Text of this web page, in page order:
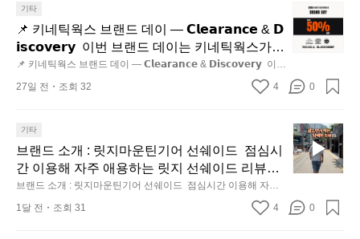
성
통
시
닭
강
정/
징
어
3w/viewform?usp=header
기타
📌 키네틱웍스 브랜드 데이 — 𝗖𝗹𝗲𝗮𝗿𝗮𝗻𝗰𝗲 & 𝗗
𝗶𝘀𝗰𝗼𝘃𝗲𝗿𝘆  이번 브랜드 데이는 키네틱웍스가
엄선한 5개 브랜드를 한 자리에서 만나는 클리
어런스 기획전입니다. - 카페 드 사이클리스트 -
이템은 비우고, 새로운 시즌을 채워줄 발견을 지
금 시작해 보세요. 👉 최대 ~𝟱𝟬% 𝗦𝗔𝗟𝗘  지금
바로 홈 화면에서 ‘키네틱웍스 브랜드데이’를 눌
러보세요!
📌 키네틱웍스 브랜드 데이 — 𝗖𝗹𝗲𝗮𝗿𝗮𝗻𝗰𝗲 & 𝗗𝗶𝘀𝗰𝗼𝘃𝗲𝗿𝘆  이번
브랜드 데이는 키네틱웍스가 엄선한 5개 브랜드를 한 자리에서
만나는 클리어런스 기획전입니다. - 카페 드 사이클리스트 - 릿
줄 발견을 지금 시작해 보세요. 👉 최대 ~𝟱𝟬% 𝗦𝗔𝗟𝗘  지금 바로
네
스
랜
드
데
이
𝗖
27일 전 조회 32 4 0
기타
브랜드 소개 : 릿지마운틴기어 선쉐이드  점심시
간 이용해 자주 애용하는 릿지 선쉐이드 리뷰해
봤습니다.
브랜드 소개 : 릿지마운틴기어 선쉐이드  점심시간 이용해 자주
브
랜
드
개
:
1달 전 조회 31 4 0